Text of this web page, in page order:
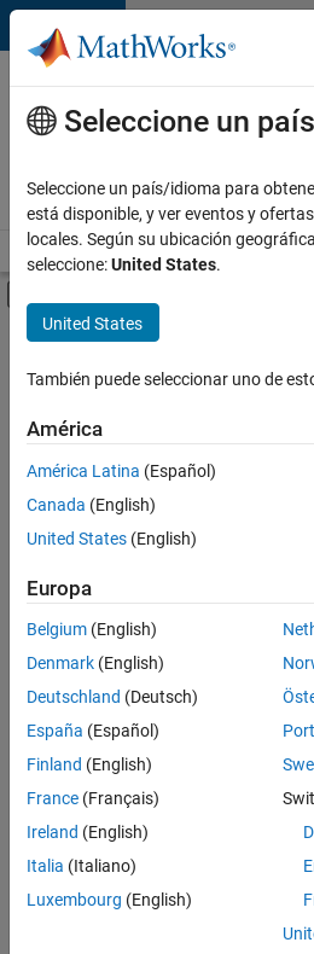
Saltar al contenido
Ofertas
de
empleo
MathWorks
Visión general Búsqueda de empleo
Contenido principal
FILTRADO POR
Ordenar por
Guardar
empleos
seleccionados
No se
han
traducido
todos
los
empleos.
Busque
por
ubicación
Seleccione un
Seleccione un país/idioma para
está disponible, y ver eventos y
locales. Según su ubicación
seleccione:United States.
United States
También puede seleccionar uno de
América
América Latina (Español)
Canada (English)
United States (English)
Europa
Belgium (English)
Denmark (English)
Deutschland (Deutsch)
España (Español)
Finland (English)
France (Français)
Ireland (English)
Italia (Italiano)
Luxembourg (English)